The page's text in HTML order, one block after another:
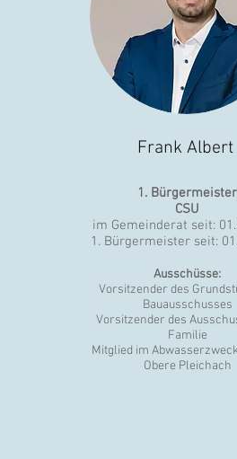
Frank Albert
1. Bürgermeister
CSU
im Gemeinderat seit:
1. Bürgermeister seit:
Ausschüsse:
Vorsitzender des
Bauausschusses
Vorsitzender des
Familie
Mitglied im
Obere Pleichach